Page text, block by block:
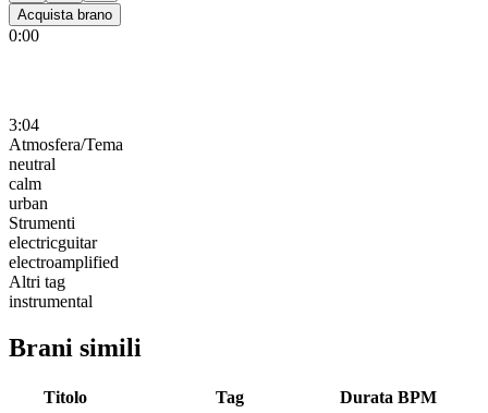
Acquista brano
0:00
3:04
Atmosfera/Tema
neutral
calm
urban
Strumenti
electricguitar
electroamplified
Altri tag
instrumental
Brani simili
Titolo Tag Durata BPM